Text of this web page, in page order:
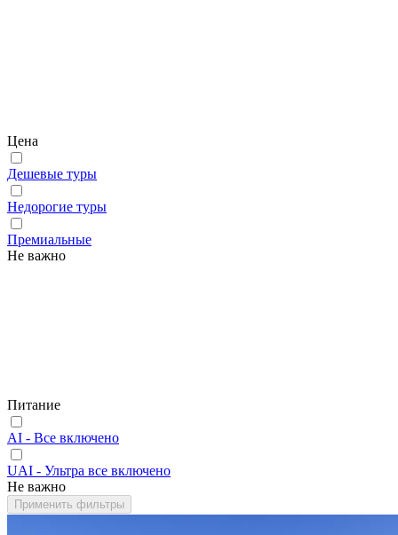
Цена
Дешевые туры
Недорогие туры
Премиальные
Не важно
Питание
AI - Все включено
UAI - Ультра все включено
Не важно
Применить фильтры